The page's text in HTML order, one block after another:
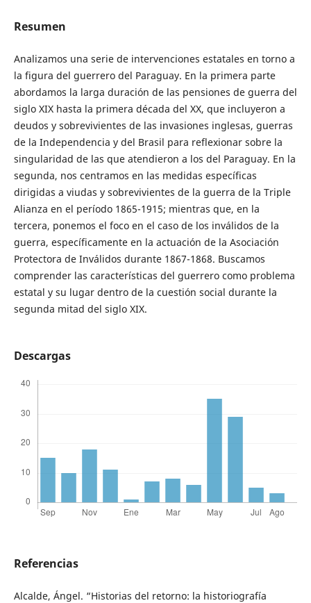
Resumen
Analizamos una serie de intervenciones estatales en torno a
la figura del guerrero del Paraguay. En la primera parte
abordamos la larga duración de las pensiones de guerra del
siglo XIX hasta la primera década del XX, que incluyeron a
deudos y sobrevivientes de las invasiones inglesas, guerras
de la Independencia y del Brasil para reflexionar sobre la
singularidad de las que atendieron a los del Paraguay. En la
segunda, nos centramos en las medidas específicas
dirigidas a viudas y sobrevivientes de la guerra de la Triple
Alianza en el período 1865-1915; mientras que, en la
tercera, ponemos el foco en el caso de los inválidos de la
guerra, específicamente en la actuación de la Asociación
Protectora de Inválidos durante 1867-1868. Buscamos
comprender las características del guerrero como problema
estatal y su lugar dentro de la cuestión social durante la
segunda mitad del siglo XIX.
Descargas
Referencias
Alcalde, Ángel. “Historias del retorno: la historiografía